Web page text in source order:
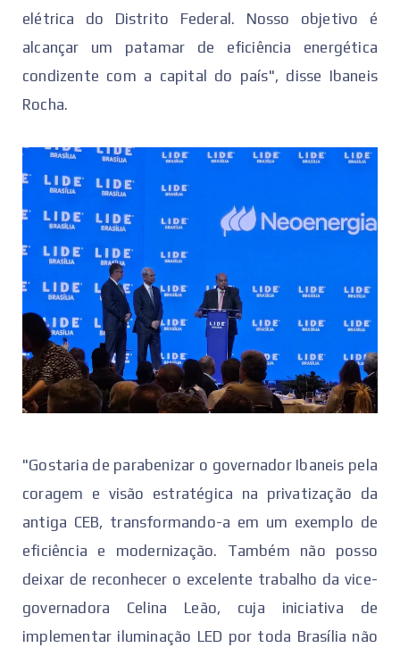
elétrica do Distrito Federal. Nosso objetivo é
alcançar um patamar de eficiência energética
condizente com a capital do país", disse Ibaneis
Rocha.
"Gostaria de parabenizar o governador Ibaneis pela
coragem e visão estratégica na privatização da
antiga CEB, transformando-a em um exemplo de
eficiência e modernização. Também não posso
deixar de reconhecer o excelente trabalho da vice-
governadora Celina Leão, cuja iniciativa de
implementar iluminação LED por toda Brasília não